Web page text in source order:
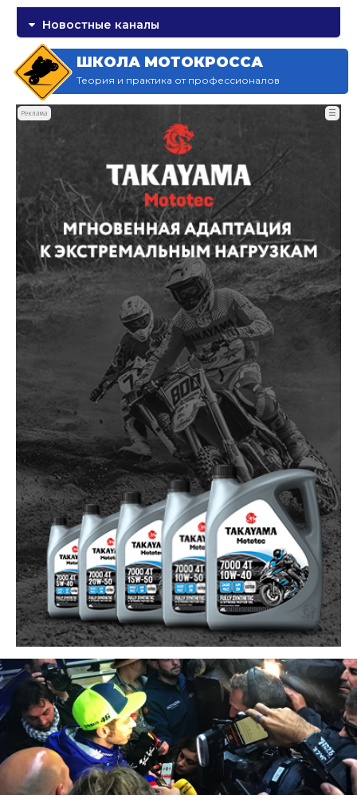
Новостные каналы
ШКОЛА МОТОКРОССА
Теория и практика от профессионалов
Реклама ☰